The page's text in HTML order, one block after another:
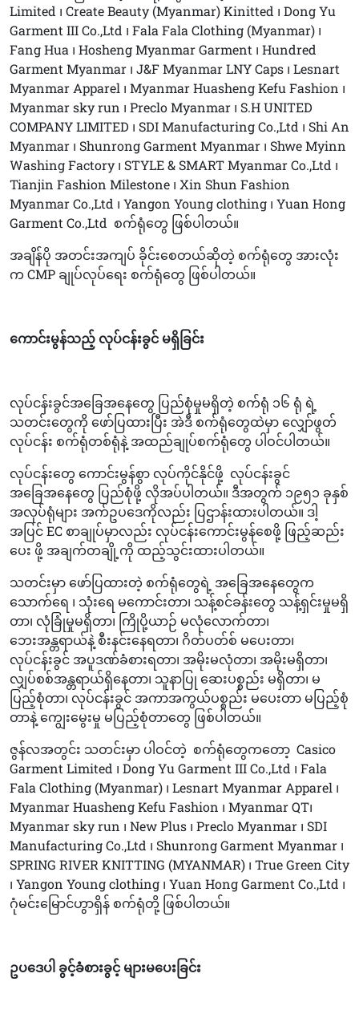
Limited ၊ Create Beauty (Myanmar) Kinitted ၊ Dong Yu
Garment III Co.,Ltd ၊ Fala Fala Clothing (Myanmar) ၊
Fang Hua ၊ Hosheng Myanmar Garment ၊ Hundred
Garment Myanmar ၊ J&F Myanmar LNY Caps ၊ Lesnart
Myanmar Apparel ၊ Myanmar Huasheng Kefu Fashion ၊
Myanmar sky run ၊ Preclo Myanmar ၊ S.H UNITED
COMPANY LIMITED ၊ SDI Manufacturing Co.,Ltd ၊ Shi An
Myanmar ၊ Shunrong Garment Myanmar ၊ Shwe Myinn
Washing Factory ၊ STYLE & SMART Myanmar Co.,Ltd ၊
Tianjin Fashion Milestone ၊ Xin Shun Fashion
Myanmar Co.,Ltd ၊ Yangon Young clothing ၊ Yuan Hong
Garment Co.,Ltd စက်ရုံတွေ ဖြစ်ပါတယ်။
အချိန်ပို အတင်းအကျပ် ခိုင်းစေတယ်ဆိုတဲ့ စက်ရုံတွေ အားလုံး
က CMP ချုပ်လုပ်ရေး စက်ရုံတွေ ဖြစ်ပါတယ်။
ကောင်းမွန်သည့် လုပ်ငန်းခွင် မရှိခြင်း
လုပ်ငန်းခွင်အခြေအနေတွေ ပြည်စုံမှုမရှိတဲ့ စက်ရုံ ၁၆ ရုံ ရဲ့
သတင်းတွေကို ဖော်ပြထားပြီး အဲဒီ စက်ရုံတွေထဲမှာ လျှော်ဖွတ်
လုပ်ငန်း စက်ရုံတစ်ရုံနဲ့ အထည်ချုပ်စက်ရုံတွေ ပါဝင်ပါတယ်။
လုပ်ငန်းတွေ ကောင်းမွန်စွာ လုပ်ကိုင်နိုင်ဖို့ လုပ်ငန်းခွင်
အခြေအနေတွေ ပြည်စုံဖို့ လိုအပ်ပါတယ်။ ဒီအတွက် ၁၉၅၁ ခုနှစ်
အလုပ်ရုံများ အက်ဥပဒေကိုလည်း ပြဌာန်းထားပါတယ်။ ဒါ့
အပြင် EC စာချုပ်မှာလည်း လုပ်ငန်းကောင်းမွန်စေဖို့ ဖြည့်ဆည်း
ပေး ဖို့ အချက်တချို့ကို ထည့်သွင်းထားပါတယ်။
သတင်းမှာ ဖော်ပြထားတဲ့ စက်ရုံတွေရဲ့ အခြေအနေတွေက
သောက်ရေ ၊ သုံးရေ မကောင်းတာ၊ သန့်စင်ခန်းတွေ သန့်ရှင်းမှုမရှိ
တာ၊ လုံခြုံမှုမရှိတာ၊ ကြိုပို့ယာဉ် မလုံလောက်တာ၊
ဘေးအန္တရာယ်နဲ့ စီးနင်းနေရတာ၊ ဂိတ်ပတ်စ် မပေးတာ၊
လုပ်ငန်းခွင် အပူဒဏ်ခံစားရတာ၊ အမိုးမလုံတာ၊ အမိုးမရှိတာ၊
လျှပ်စစ်အန္တရာယ်ရှိနေတာ၊ သူနာပြု ဆေးပစ္စည်း မရှိတာ၊ မ
ပြည့်စုံတာ၊ လုပ်ငန်းခွင် အကာအကွယ်ပစ္စည်း မပေးတာ မပြည့်စုံ
တာနဲ့ ကျွေးမွေးမှု မပြည့်စုံတာတွေ ဖြစ်ပါတယ်။
ဇွန်လအတွင်း သတင်းမှာ ပါဝင်တဲ့ စက်ရုံတွေကတော့ Casico
Garment Limited ၊ Dong Yu Garment III Co.,Ltd ၊ Fala
Fala Clothing (Myanmar) ၊ Lesnart Myanmar Apparel ၊
Myanmar Huasheng Kefu Fashion ၊ Myanmar QT၊
Myanmar sky run ၊ New Plus ၊ Preclo Myanmar ၊ SDI
Manufacturing Co.,Ltd ၊ Shunrong Garment Myanmar ၊
SPRING RIVER KNITTING (MYANMAR) ၊ True Green City
၊ Yangon Young clothing ၊ Yuan Hong Garment Co.,Ltd ၊
ဂုံမင်းမြောင်ဟွာရှိန် စက်ရုံတို့ ဖြစ်ပါတယ်။
ဥပဒေပါ ခွင့်ခံစားခွင့် များမပေးခြင်း